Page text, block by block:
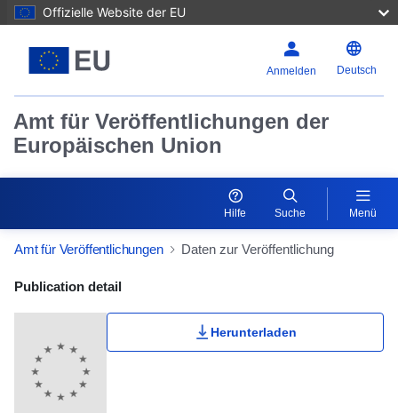
Offizielle Website der EU
Anmelden Deutsch
Amt für Veröffentlichungen der
Europäischen Union
Hilfe Suche Menü
Amt für Veröffentlichungen Daten zur Veröffentlichung
Publication Detail Actions Portlet
Publication detail
Herunterladen